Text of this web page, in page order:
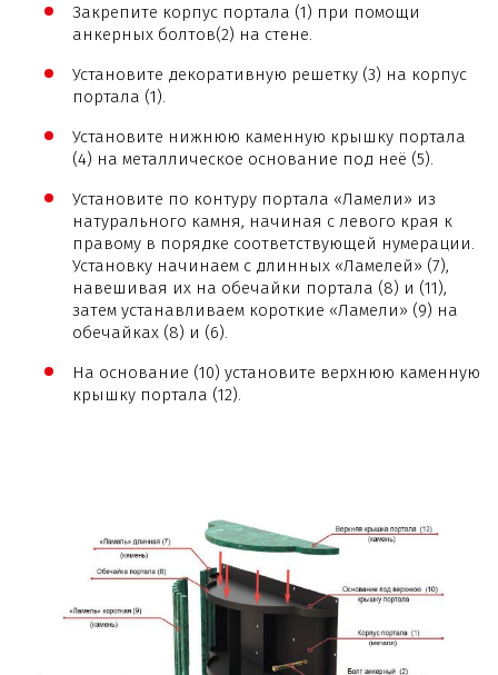
Закрепите корпус портала (1) при помощи
анкерных болтов(2) на стене.
Установите декоративную решетку (3) на корпус
портала (1).
Установите нижнюю каменную крышку портала
(4) на металлическое основание под неё (5).
Установите по контуру портала «Ламели» из
натурального камня, начиная с левого края к
правому в порядке соответствующей нумерации.
Установку начинаем с длинных «Ламелей» (7),
навешивая их на обечайки портала (8) и (11),
затем устанавливаем короткие «Ламели» (9) на
обечайках (8) и (6).
На основание (10) установите верхнюю каменную
крышку портала (12).